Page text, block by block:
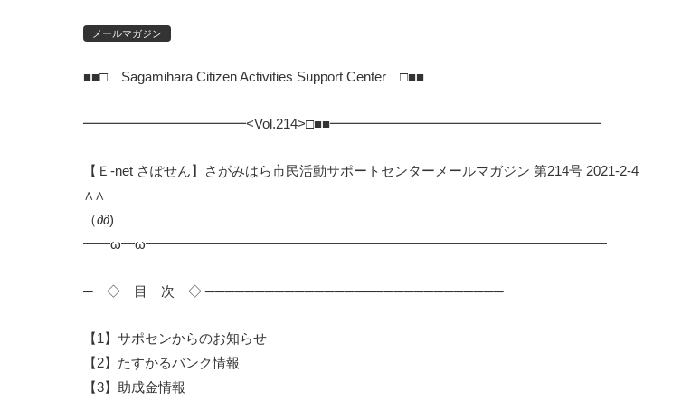
メールマガジン
■■□ Sagamihara Citizen Activities Support Center □■■
━━━━━━━━━━━━<Vol.214>□■■━━━━━━━━━━━━━━━━━━━━
【Ｅ-net さぽせん】さがみはら市民活動サポートセンターメールマガジン 第214号 2021-2-4
∧∧
（∂∂)
━━ω━ω━━━━━━━━━━━━━━━━━━━━━━━━━━━━━━━━━━
─ ◇ 目 次 ◇ ──────────────────────────────
【1】サポセンからのお知らせ
【2】たすかるバンク情報
【3】助成金情報